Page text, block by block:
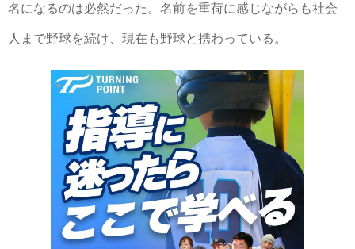
名になるのは必然だった。名前を重荷に感じながらも社会
人まで野球を続け、現在も野球と携わっている。